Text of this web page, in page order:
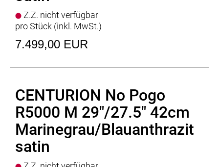
Z.Z. nicht verfügbar
pro Stück (inkl. MwSt.)
7.499,00 EUR
CENTURION No Pogo
R5000 M 29"/27.5" 42cm
Marinegrau/Blauanthrazit
satin